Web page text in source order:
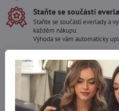
Staňte se součástí
Staňte se součástí everlady a
každém nákupu.
Výhoda se vám automaticky
Máte zájem o více
Kontaktujte nás na mail, zboží pro
info​@everlady​.eu